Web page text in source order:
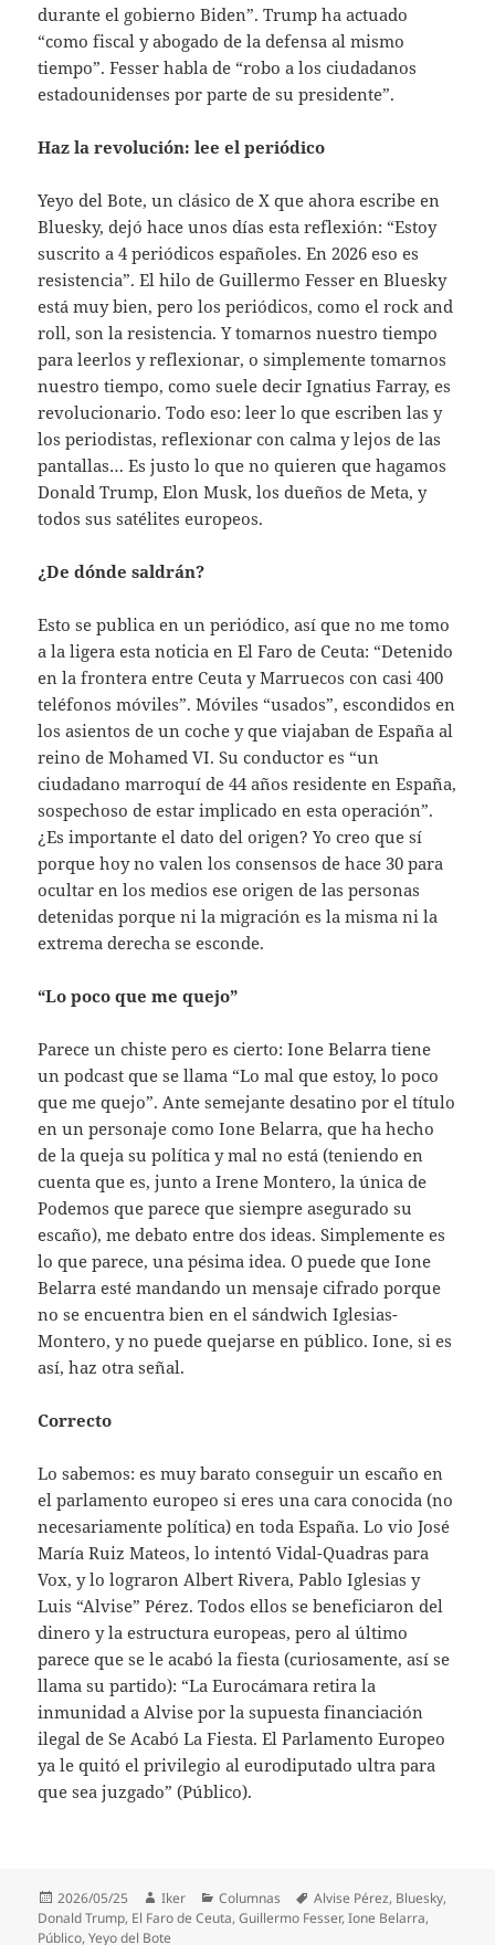
durante el gobierno Biden”. Trump ha actuado
“como fiscal y abogado de la defensa al mismo
tiempo”. Fesser habla de “robo a los ciudadanos
estadounidenses por parte de su presidente”.
Haz la revolución: lee el periódico
Yeyo del Bote, un clásico de X que ahora escribe en
Bluesky, dejó hace unos días esta reflexión: “Estoy
suscrito a 4 periódicos españoles. En 2026 eso es
resistencia”. El hilo de Guillermo Fesser en Bluesky
está muy bien, pero los periódicos, como el rock and
roll, son la resistencia. Y tomarnos nuestro tiempo
para leerlos y reflexionar, o simplemente tomarnos
nuestro tiempo, como suele decir Ignatius Farray, es
revolucionario. Todo eso: leer lo que escriben las y
los periodistas, reflexionar con calma y lejos de las
pantallas… Es justo lo que no quieren que hagamos
Donald Trump, Elon Musk, los dueños de Meta, y
todos sus satélites europeos.
¿De dónde saldrán?
Esto se publica en un periódico, así que no me tomo
a la ligera esta noticia en El Faro de Ceuta: “Detenido
en la frontera entre Ceuta y Marruecos con casi 400
teléfonos móviles”. Móviles “usados”, escondidos en
los asientos de un coche y que viajaban de España al
reino de Mohamed VI. Su conductor es “un
ciudadano marroquí de 44 años residente en España,
sospechoso de estar implicado en esta operación”.
¿Es importante el dato del origen? Yo creo que sí
porque hoy no valen los consensos de hace 30 para
ocultar en los medios ese origen de las personas
detenidas porque ni la migración es la misma ni la
extrema derecha se esconde.
“Lo poco que me quejo”
Parece un chiste pero es cierto: Ione Belarra tiene
un podcast que se llama “Lo mal que estoy, lo poco
que me quejo”. Ante semejante desatino por el título
en un personaje como Ione Belarra, que ha hecho
de la queja su política y mal no está (teniendo en
cuenta que es, junto a Irene Montero, la única de
Podemos que parece que siempre asegurado su
escaño), me debato entre dos ideas. Simplemente es
lo que parece, una pésima idea. O puede que Ione
Belarra esté mandando un mensaje cifrado porque
no se encuentra bien en el sándwich Iglesias-
Montero, y no puede quejarse en público. Ione, si es
así, haz otra señal.
Correcto
Lo sabemos: es muy barato conseguir un escaño en
el parlamento europeo si eres una cara conocida (no
necesariamente política) en toda España. Lo vio José
María Ruiz Mateos, lo intentó Vidal-Quadras para
Vox, y lo lograron Albert Rivera, Pablo Iglesias y
Luis “Alvise” Pérez. Todos ellos se beneficiaron del
dinero y la estructura europeas, pero al último
parece que se le acabó la fiesta (curiosamente, así se
llama su partido): “La Eurocámara retira la
inmunidad a Alvise por la supuesta financiación
ilegal de Se Acabó La Fiesta. El Parlamento Europeo
ya le quitó el privilegio al eurodiputado ultra para
que sea juzgado” (Público).
Publicado
el
2026/05/25 Autor
Iker Categorías
Columnas Etiquetas
Alvise Pérez, Bluesky,
Donald Trump, El Faro de Ceuta,Guillermo Fesser,Ione Belarra,
Público,Yeyo del Bote